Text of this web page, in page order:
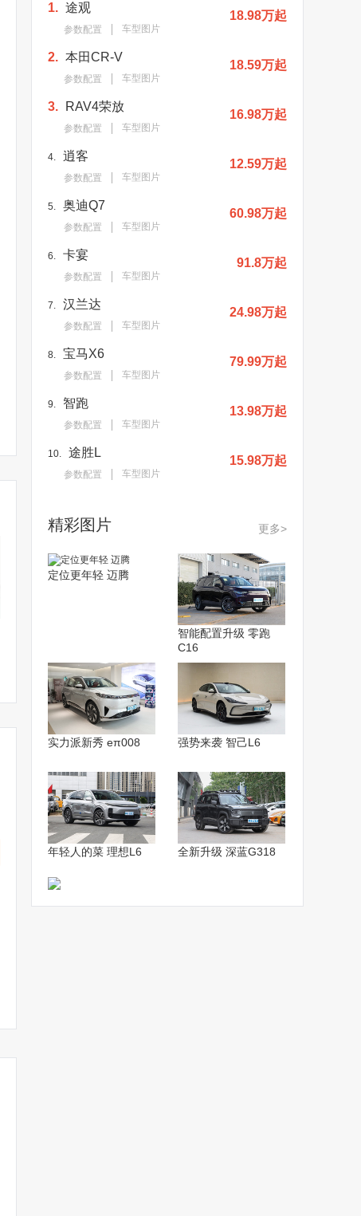
广汽本田烨P7首发！全新
平台打造 配电子外后视镜
1. 途观
参数配置 车型图片
18.98万起
2. 本田CR-V
参数配置 车型图片
18.59万起
3. RAV4荣放
参数配置 车型图片
16.98万起
4. 逍客
参数配置 车型图片
12.59万起
5. 奥迪Q7
参数配置 车型图片
60.98万起
6. 卡宴
参数配置 车型图片
91.8万起
7. 汉兰达
参数配置 车型图片
24.98万起
8. 宝马X6
参数配置 车型图片
79.99万起
9. 智跑
参数配置 车型图片
13.98万起
10. 途胜L
参数配置 车型图片
15.98万起
精彩图片 更多>
定位更年轻 迈腾
智能配置升级 零跑
C16
实力派新秀 eπ008 强势来袭 智己L6
年轻人的菜 理想L6 全新升级 深蓝G318